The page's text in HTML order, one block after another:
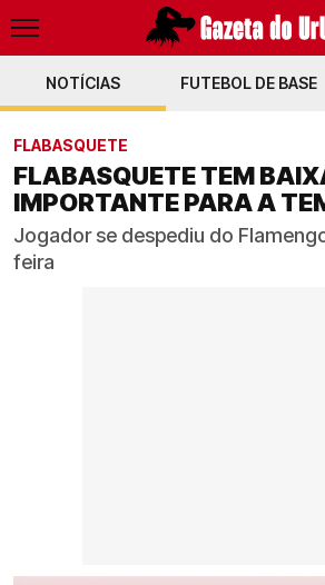
NOTÍCIAS FUTEBOL DE BASE
FLABASQUETE
FLABASQUETE TEM
IMPORTANTE PARA A
Jogador se despediu do
feira